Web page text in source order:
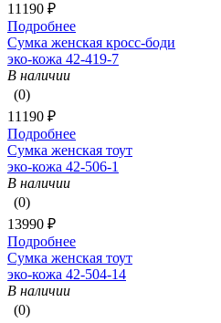
11190 ₽
Подробнее
Сумка женская кросс-боди
эко-кожа 42-419-7
В наличии
(0)
11190 ₽
Подробнее
Сумка женская тоут
эко-кожа 42-506-1
В наличии
(0)
13990 ₽
Подробнее
Сумка женская тоут
эко-кожа 42-504-14
В наличии
(0)